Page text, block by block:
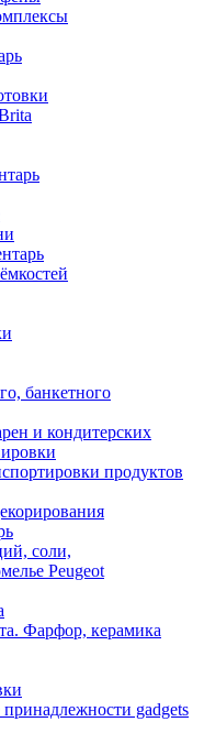
банкетного
и кондитерских
продуктов
соли,
Peugeot
Фарфор, керамика
gadgets